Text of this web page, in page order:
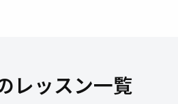
レッスン一覧